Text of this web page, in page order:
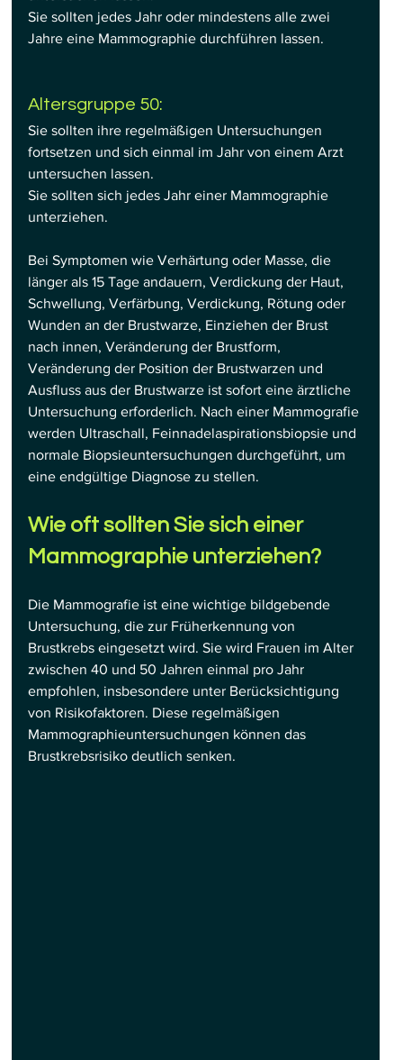
Sie sollten jedes Jahr oder mindestens alle zwei
Jahre eine Mammographie durchführen lassen.
Altersgruppe 50:
Sie sollten ihre regelmäßigen Untersuchungen
fortsetzen und sich einmal im Jahr von einem Arzt
untersuchen lassen.
Sie sollten sich jedes Jahr einer Mammographie
unterziehen.
Bei Symptomen wie Verhärtung oder Masse, die
länger als 15 Tage andauern, Verdickung der Haut,
Schwellung, Verfärbung, Verdickung, Rötung oder
Wunden an der Brustwarze, Einziehen der Brust
nach innen, Veränderung der Brustform,
Veränderung der Position der Brustwarzen und
Ausfluss aus der Brustwarze ist sofort eine ärztliche
Untersuchung erforderlich. Nach einer Mammografie
werden Ultraschall, Feinnadelaspirationsbiopsie und
normale Biopsieuntersuchungen durchgeführt, um
eine endgültige Diagnose zu stellen.
Wie oft sollten Sie sich einer
Mammographie unterziehen?
Die Mammografie ist eine wichtige bildgebende
Untersuchung, die zur Früherkennung von
Brustkrebs eingesetzt wird. Sie wird Frauen im Alter
zwischen 40 und 50 Jahren einmal pro Jahr
empfohlen, insbesondere unter Berücksichtigung
von Risikofaktoren. Diese regelmäßigen
Mammographieuntersuchungen können das
Brustkrebsrisiko deutlich senken.